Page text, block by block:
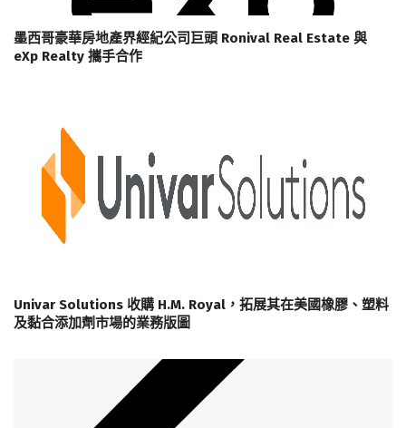
墨西哥豪華房地產界經紀公司巨頭 Ronival Real Estate 與
eXp Realty 攜手合作
Univar Solutions 收購 H.M. Royal，拓展其在美國橡膠、塑料
及黏合添加劑市場的業務版圖